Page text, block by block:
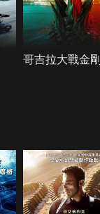
哥吉拉大戰金剛